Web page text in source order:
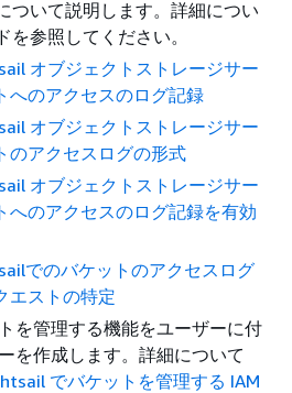
ついて説明します。詳細につい
参照してください。
オブジェクトストレージサー
へのアクセスのログ記録
オブジェクトストレージサー
のアクセスログの形式
オブジェクトストレージサー
へのアクセスのログ記録を有効
でのバケットのアクセスログ
エストの特定
を管理する機能をユーザーに付
を作成します。詳細について
でバケットを管理する IAM